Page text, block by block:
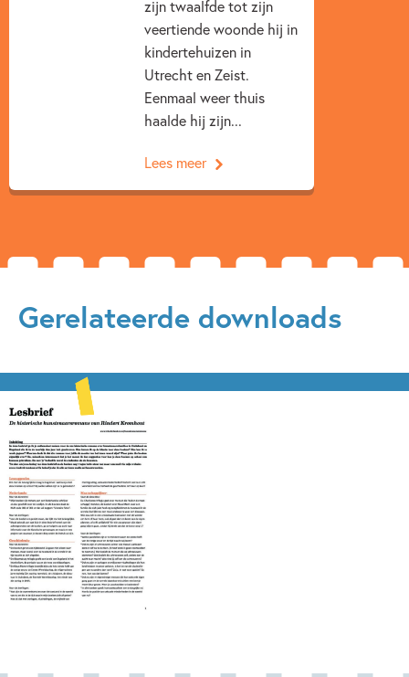
Beckmanprijs voor het beste historische jeugdboek, en
April is de wreedste maand, over de zoektocht naar de
spoorloos verdwenen Virginia Woolf.
Op & rond de boerderij
Voor volwassenen
zijn twaalfde tot zijn
veertiende woonde hij in
kindertehuizen in
Utrecht en Zeist.
Eenmaal weer thuis
haalde hij zijn...
Lees meer
Gerelateerde downloads